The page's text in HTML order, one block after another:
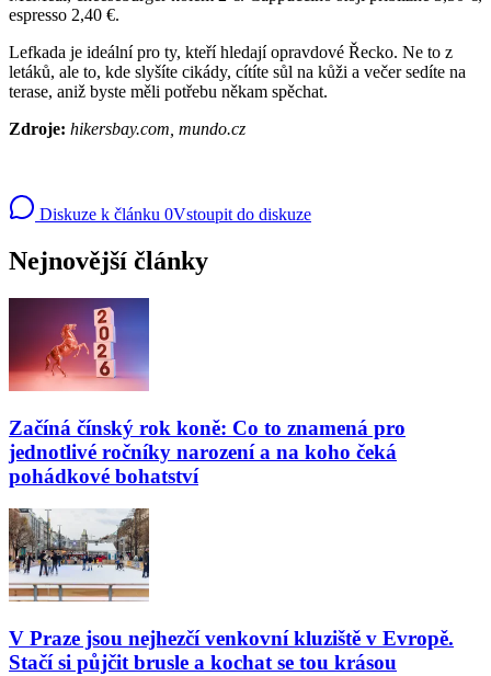
espresso 2,40 €.
Lefkada je ideální pro ty, kteří hledají opravdové Řecko. Ne to z
letáků, ale to, kde slyšíte cikády, cítíte sůl na kůži a večer sedíte na
terase, aniž byste měli potřebu někam spěchat.
Zdroje: hikersbay.com, mundo.cz
Diskuze k článku 0Vstoupit do diskuze
Nejnovější články
Začíná čínský rok koně: Co to znamená pro
jednotlivé ročníky narození a na koho čeká
pohádkové bohatství
V Praze jsou nejhezčí venkovní kluziště v Evropě.
Stačí si půjčit brusle a kochat se tou krásou